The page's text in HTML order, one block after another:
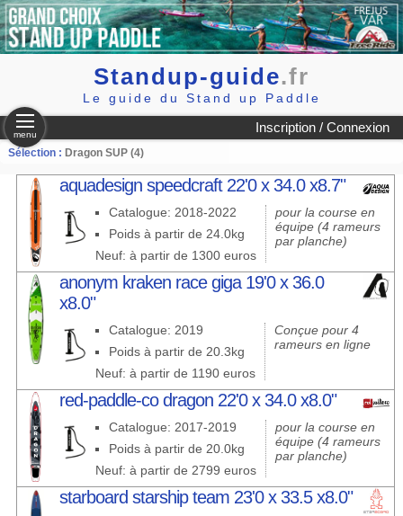
Standup-guide.fr
Le guide du Stand up Paddle
Inscription / Connexion
menu
Sélection : Dragon SUP (4)
aquadesign speedcraft 22'0 x 34.0 x8.7"
Catalogue: 2018-2022
Poids à partir de 24.0kg
Neuf: à partir de 1300 euros
pour la course en
équipe (4 rameurs
par planche)
anonym kraken race giga 19'0 x 36.0
x8.0"
Catalogue: 2019
Poids à partir de 20.3kg
Neuf: à partir de 1190 euros
Conçue pour 4
rameurs en ligne
red-paddle-co dragon 22'0 x 34.0 x8.0"
Catalogue: 2017-2019
Poids à partir de 20.0kg
Neuf: à partir de 2799 euros
pour la course en
équipe (4 rameurs
par planche)
starboard starship team 23'0 x 33.5 x8.0"